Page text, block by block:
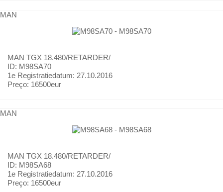
MAN
MAN TGX 18.480/RETARDER/
ID: M98SA70
1e Registratiedatum: 27.10.2016
Preço: 16500eur
MAN
MAN TGX 18.480/RETARDER/
ID: M98SA68
1e Registratiedatum: 27.10.2016
Preço: 16500eur